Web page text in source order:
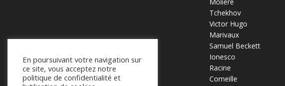
Tchekhov
Victor Hugo
Marivaux
Samuel Beckett
Ionesco
Racine
Corneille
En poursuivant votre navigation sur
ce site, vous acceptez notre
politique de confidentialité et